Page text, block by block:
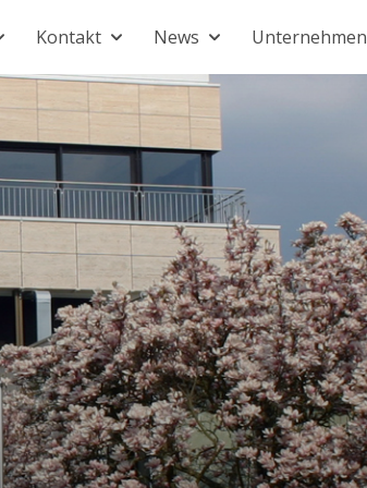
Kontakt News Unternehmen